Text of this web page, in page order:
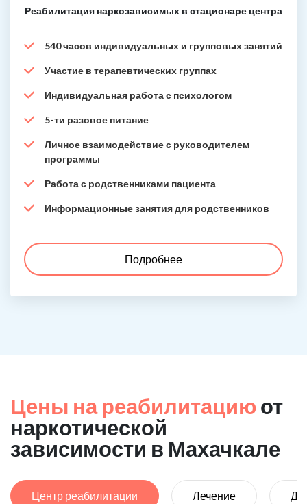
Реабилитация наркозависимых в стационаре центра
540 часов индивидуальных и групповых занятий
Участие в терапевтических группах
Индивидуальная работа с психологом
5-ти разовое питание
Личное взаимодействие с руководителем
программы
Работа с родственниками пациента
Информационные занятия для родственников
Подробнее
Цены на реабилитациюот
наркотической
зависимости в Махачкале
Центр реабилитации Лечение